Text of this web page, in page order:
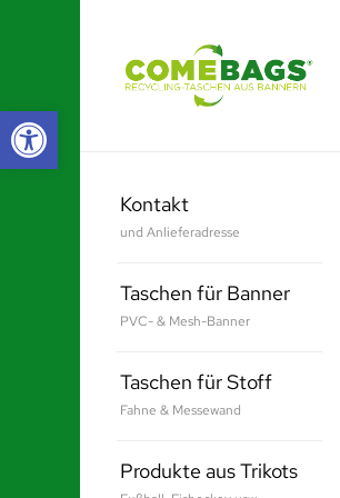
Werkzeugleiste öffnen
Kontakt
und Anlieferadresse
Taschen für Banner
PVC- & Mesh-Banner
Taschen für Stoff
Fahne & Messewand
Produkte aus Trikots